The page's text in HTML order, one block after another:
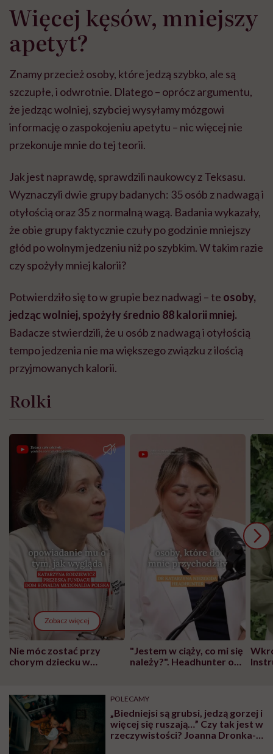
Więcej kęsów, mniejszy
apetyt?
Znamy przecież osoby, które jedzą szybko, ale są
szczupłe, i odwrotnie. Dlatego – oprócz argumentu,
że jedząc wolniej, szybciej wysyłamy mózgowi
informację o zaspokojeniu apetytu – nic więcej nie
przekonuje mnie do tej teorii.
Jak jest naprawdę, sprawdzili naukowcy z Teksasu.
Wyznaczyli dwie grupy badanych: 35 osób z nadwagą i
otyłością oraz 35 z normalną wagą. Badania wykazały,
że obie grupy faktycznie czuły po godzinie mniejszy
głód po wolnym jedzeniu niż po szybkim. W takim razie
czy spożyły mniej kalorii?
Potwierdziło się to w grupie bez nadwagi – te osoby,
jedząc wolniej, spożyły średnio 88 kalorii mniej.
Badacze stwierdzili, że u osób z nadwagą i otyłością
tempo jedzenia nie ma większego związku z ilością
przyjmowanych kalorii.
Rolki
Zobacz więcej
Nie móc zostać przy
chorym dziecku w
może chyba tylko
głupota i brak
wyobraźni"
"Jestem w ciąży, co mi się
należy?". Headhunter o
pracy
POLECAMY
„Biedniejsi są grubsi, jedzą gorzej i
więcej się ruszają…” Czy tak jest w
rzeczywistości? Joanna Dronka-